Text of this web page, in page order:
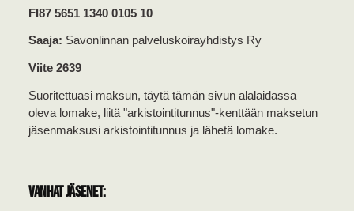
FI87 5651 1340 0105 10
Saaja: Savonlinnan palveluskoirayhdistys Ry
Viite 2639
Suoritettuasi maksun, täytä tämän sivun alalaidassa
oleva lomake, liitä "arkistointitunnus"-kenttään maksetun
jäsenmaksusi arkistointitunnus ja lähetä lomake.
Vanhat jäsenet: